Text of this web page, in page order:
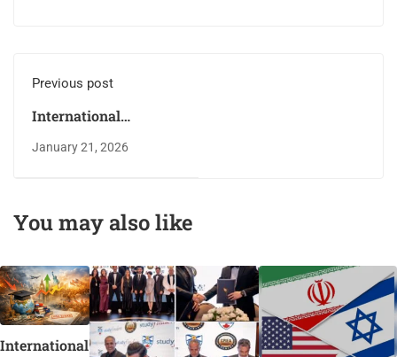
Previous post
International
Certainty
January 21, 2026
You may also like
International